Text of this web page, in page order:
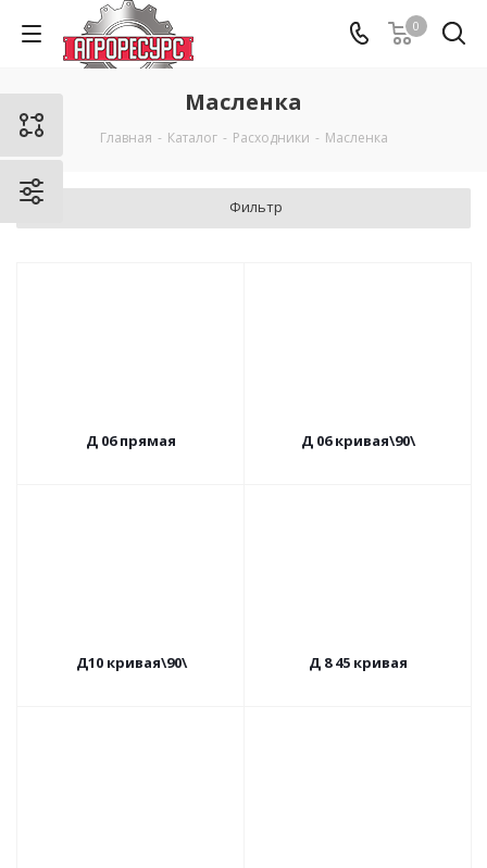
0
Масленка
Главная - Каталог - Расходники - Масленка
Фильтр
Д 06 прямая Д 06 кривая\90\
Д10 кривая\90\ Д 8 45 кривая